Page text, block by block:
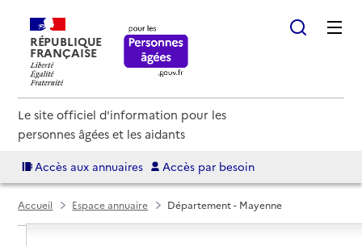
RÉPUBLIQUE
FRANÇAISE
Le site officiel d'information pour les
personnes âgées et les aidants
Accès aux annuaires Accès par besoin
Accueil Espace annuaire Département - Mayenne